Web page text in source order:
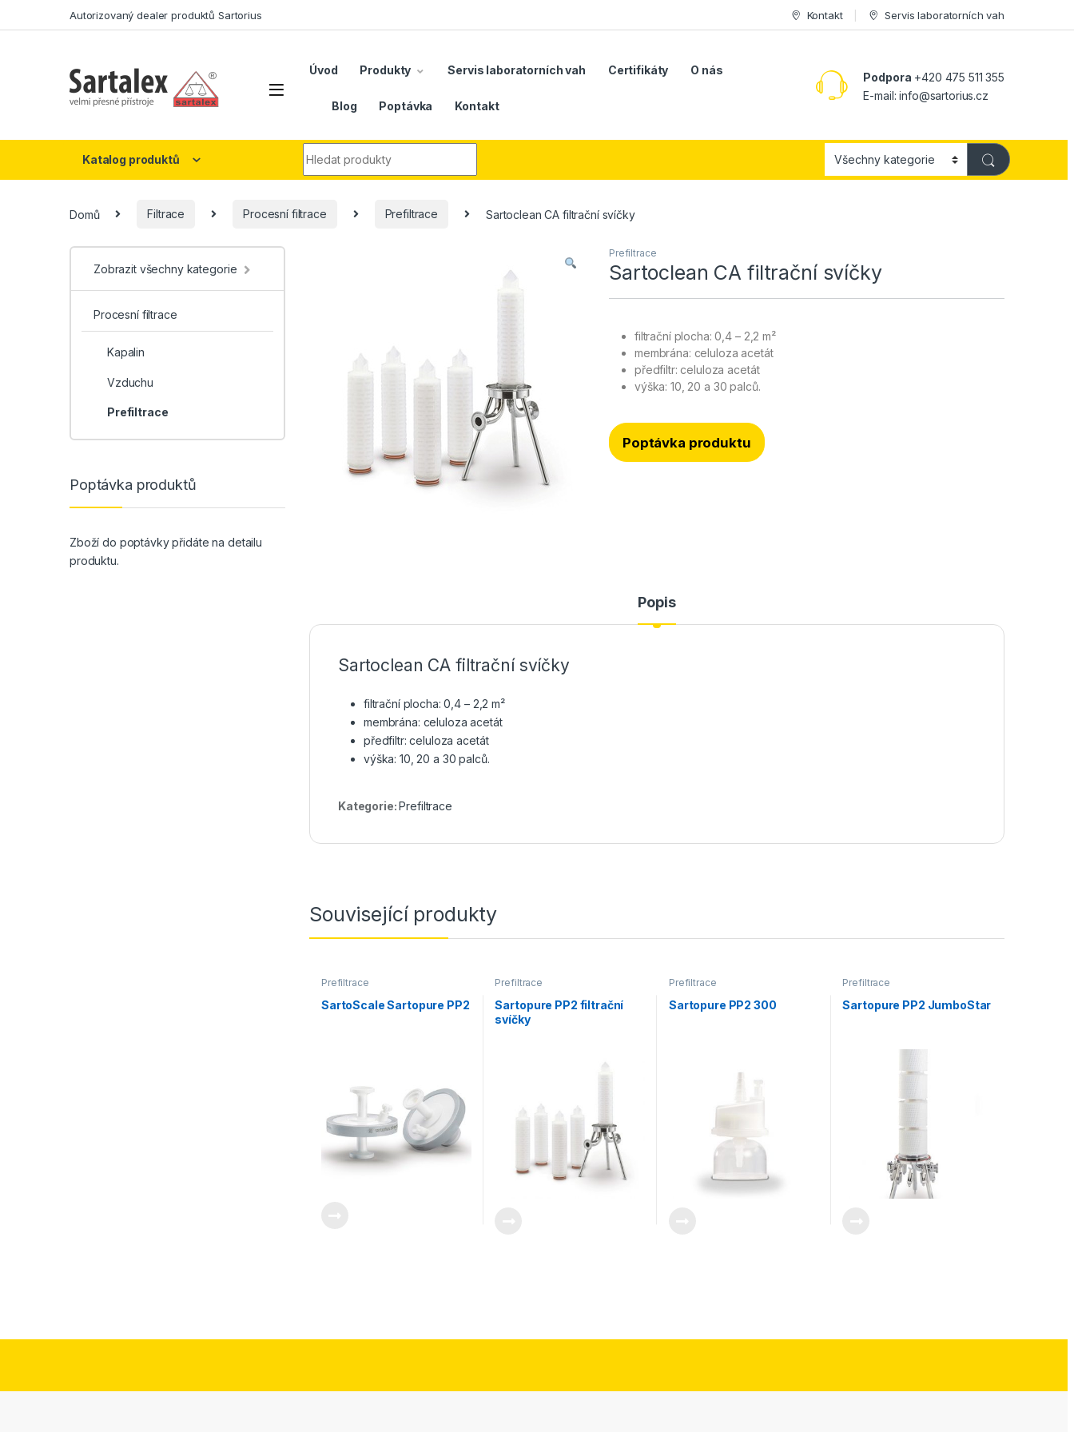
Autorizovaný dealer produktů Sartorius Kontakt Servis laboratorních vah
Úvod Produkty Servis laboratorních vah Certifikáty O nás
Blog Poptávka Kontakt
Podpora +420 475 511 355
E-mail:info@sartorius.cz
Katalog produktů
Domů Filtrace Procesní filtrace Prefiltrace Sartoclean CA filtrační svíčky
Prefiltrace
Sartoclean CA filtrační svíčky
filtrační plocha: 0,4 – 2,2 m²
membrána: celuloza acetát
předfiltr: celuloza acetát
výška: 10, 20 a 30 palců.
Poptávka produktu
Popis
Sartoclean CA filtrační svíčky
filtrační plocha: 0,4 – 2,2 m²
membrána: celuloza acetát
předfiltr: celuloza acetát
výška: 10, 20 a 30 palců.
Kategorie:Prefiltrace
Související produkty
Prefiltrace
SartoScale Sartopure PP2
Prefiltrace
Sartopure PP2 filtrační
svíčky
Prefiltrace
Sartopure PP2 300
Prefiltrace
Sartopure PP2 JumboStar
Zobrazit všechny kategorie
Procesní filtrace
Kapalin
Vzduchu
Prefiltrace
Poptávka produktů
Zboží do poptávky přidáte na detailu
produktu.